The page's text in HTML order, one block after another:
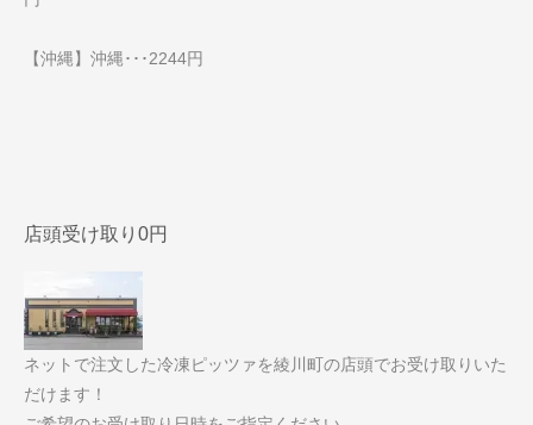
【沖縄】沖縄･･･2244円
店頭受け取り0円
ネットで注文した冷凍ピッツァを綾川町の店頭でお受け取りいた
だけます！